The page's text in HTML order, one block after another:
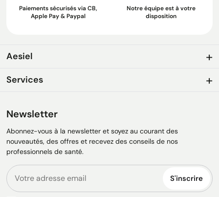
Paiements sécurisés via CB,
Apple Pay & Paypal
Notre équipe est à votre
disposition
Aesiel
Services
Newsletter
Abonnez-vous à la newsletter et soyez au courant des
nouveautés, des offres et recevez des conseils de nos
professionnels de santé.
S'inscrire